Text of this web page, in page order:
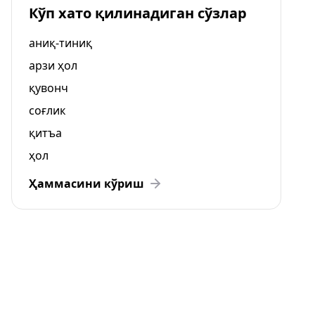
Кўп хато қилинадиган сўзлар
аниқ-тиниқ
арзи ҳол
қувонч
соғлик
қитъа
ҳол
Ҳаммасини кўриш